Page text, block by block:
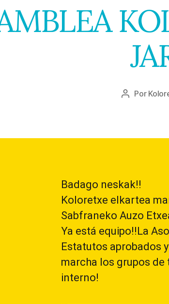
Autor
Por
Badago neskak!!
Koloretxe elkartea
Sabfraneko Auzo
Ya está equipo!!La
Estatutos aprobados
marcha los grupos de
interno!